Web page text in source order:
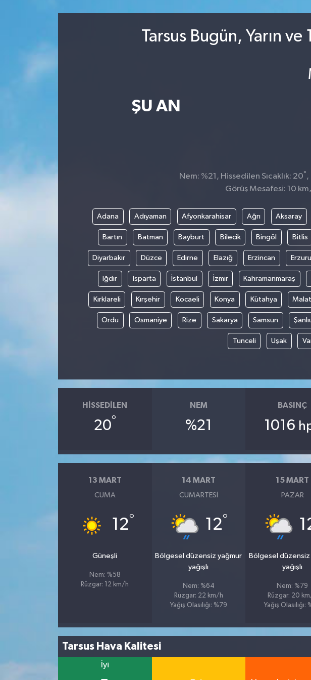
Tarsus Bugün, Yarın
ŞU AN
Nem: %21, Hissedilen Sıcaklık: 20° ,
Görüş Mesafesi: 10
Adana Adıyaman Afyonkarahisar Ağrı Aksaray
Bartın Batman Bayburt Bilecik Bingöl Bitlis
Diyarbakır Düzce Edirne Elazığ Erzincan
Iğdır Isparta İstanbul İzmir Kahramanmaraş
Kırklareli Kırşehir Kocaeli Konya Kütahya
Ordu Osmaniye Rize Sakarya Samsun
Tunceli Uşak
HISSEDILEN
20°
NEM
%21
BASINÇ
1016
13 MART
CUMA
12°
Güneşli
Nem: %58
Rüzgar: 12 km/h
14 MART
CUMARTESI
12°
Bölgesel düzensiz yağmur
yağışlı
Nem: %64
Rüzgar: 22 km/h
Yağış Olasılığı: %79
15 MART
PAZAR
Bölgesel düzensiz
yağışlı
Nem: %79
Rüzgar: 20
Yağış Olasılığı:
Tarsus Hava Kalitesi
İyi